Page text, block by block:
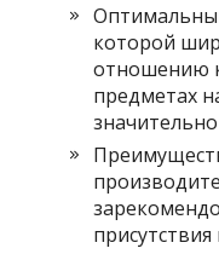
которой
отношению
предметах